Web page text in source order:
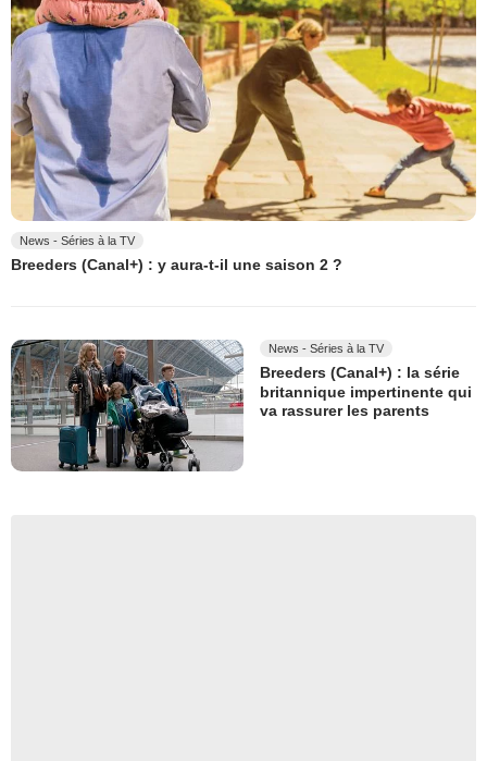
News - Séries à la TV
Breeders (Canal+) : y aura-t-il une saison 2 ?
News - Séries à la TV
Breeders (Canal+) : la série
britannique impertinente qui
va rassurer les parents